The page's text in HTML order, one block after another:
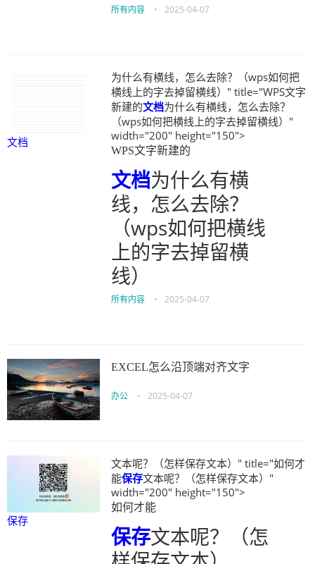
所有内容 • 2025-04-07
文档
为什么有横线，怎么去除？（wps如何把
横线上的字去掉留横线）" title="WPS文字
新建的文档为什么有横线，怎么去除？
（wps如何把横线上的字去掉留横线）"
width="200" height="150">
WPS文字新建的
文档为什么有横
线，怎么去除？
（wps如何把横线
上的字去掉留横
线）
所有内容 • 2025-04-07
EXCEL怎么沿顶端对齐文字
办公 • 2025-04-07
保存
文本呢？（怎样保存文本）" title="如何才
能保存文本呢？（怎样保存文本）"
width="200" height="150">
如何才能
保存文本呢？（怎